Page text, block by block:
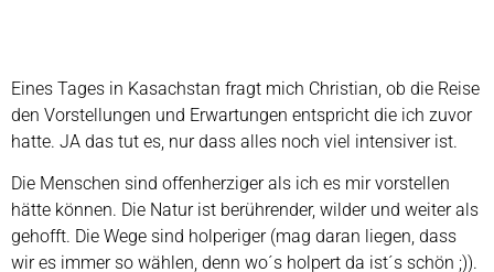
Eines Tages in Kasachstan fragt mich Christian, ob die Reise
den Vorstellungen und Erwartungen entspricht die ich zuvor
hatte. JA das tut es, nur dass alles noch viel intensiver ist.
Die Menschen sind offenherziger als ich es mir vorstellen
hätte können. Die Natur ist berührender, wilder und weiter als
gehofft. Die Wege sind holperiger (mag daran liegen, dass
wir es immer so wählen, denn wo´s holpert da ist´s schön ;)).